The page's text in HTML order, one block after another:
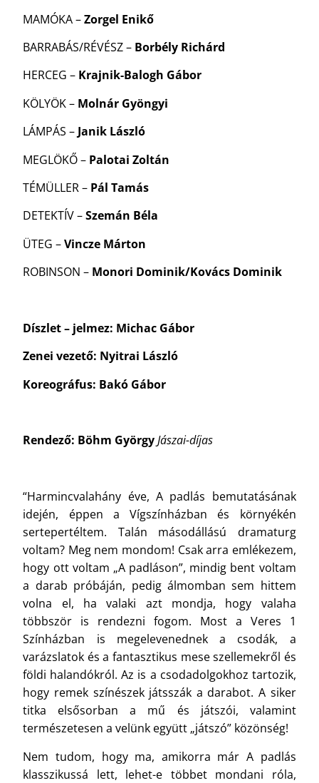
MAMÓKA –Zorgel Enikő
BARRABÁS/RÉVÉSZ – Borbély Richárd
HERCEG – Krajnik-Balogh Gábor
KÖLYÖK – Molnár Gyöngyi
LÁMPÁS – Janik László
MEGLÖKŐ – Palotai Zoltán
TÉMÜLLER – Pál Tamás
DETEKTÍV –Szemán Béla
ÜTEG –Vincze Márton
ROBINSON – Monori Dominik/Kovács Dominik
Díszlet – jelmez: Michac Gábor
Zenei vezető: Nyitrai László
Koreográfus: Bakó Gábor
Rendező: Böhm GyörgyJászai-díjas
“Harmincvalahány éve, A padlás bemutatásának
idején, éppen a Vígszínházban és környékén
sertepertéltem. Talán másodállású dramaturg
voltam? Meg nem mondom! Csak arra emlékezem,
hogy ott voltam „A padláson”, mindig bent voltam
a darab próbáján, pedig álmomban sem hittem
volna el, ha valaki azt mondja, hogy valaha
többször is rendezni fogom. Most a Veres 1
Színházban is megelevenednek a csodák, a
varázslatok és a fantasztikus mese szellemekről és
földi halandókról. Az is a csodadolgokhoz tartozik,
hogy remek színészek játsszák a darabot. A siker
titka elsősorban a mű és játszói, valamint
természetesen a velünk együtt „játszó” közönség!
Nem tudom, hogy ma, amikorra már A padlás
klasszikussá lett, lehet-e többet mondani róla,